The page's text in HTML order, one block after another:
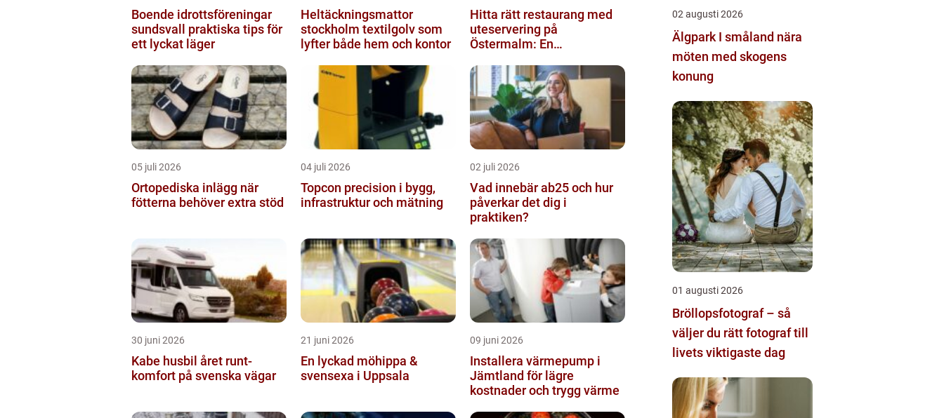
Boende idrottsföreningar
sundsvall praktiska tips för
ett lyckat läger
Heltäckningsmattor
stockholm textilgolv som
lyfter både hem och kontor
Hitta rätt restaurang med
uteservering på
Östermalm: En
solen
05 juli 2026
Ortopediska inlägg när
fötterna behöver extra stöd
04 juli 2026
Topcon precision i bygg,
infrastruktur och mätning
02 juli 2026
Vad innebär ab25 och hur
påverkar det dig i
praktiken?
30 juni 2026
Kabe husbil året runt-
komfort på svenska vägar
21 juni 2026
En lyckad möhippa &
svensexa i Uppsala
09 juni 2026
Installera värmepump i
Jämtland för lägre
kostnader och trygg värme
02 augusti 2026
Älgpark I småland nära
möten med skogens
konung
01 augusti 2026
Bröllopsfotograf – så
väljer du rätt fotograf till
livets viktigaste dag